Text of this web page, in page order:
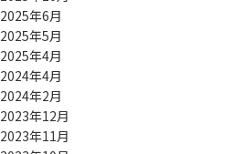
2025年6月
2025年5月
2025年4月
2024年4月
2024年2月
2023年12月
2023年11月